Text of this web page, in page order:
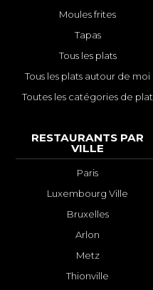
Moules frites
Tapas
Tous les plats
Tous les plats autour de moi
Toutes les catégories de plat
RESTAURANTS PAR
VILLE
Paris
Luxembourg Ville
Bruxelles
Arlon
Metz
Thionville